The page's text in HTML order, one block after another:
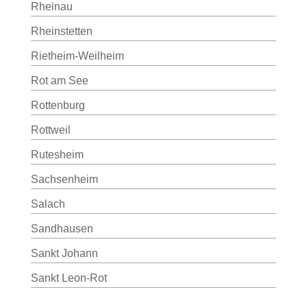
Rheinau
Rheinstetten
Rietheim-Weilheim
Rot am See
Rottenburg
Rottweil
Rutesheim
Sachsenheim
Salach
Sandhausen
Sankt Johann
Sankt Leon-Rot